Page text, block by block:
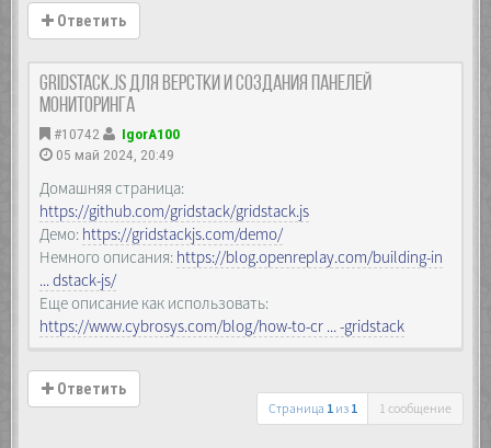
Ответить
gridstack.js для верстки и создания панелей
мониторинга
#10742
IgorA100
05 май 2024, 20:49
Домашняя страница:
https://github.com/gridstack/gridstack.js
Демо: https://gridstackjs.com/demo/
Немного описания: https://blog.openreplay.com/building-in
... dstack-js/
Еще описание как использовать:
https://www.cybrosys.com/blog/how-to-cr ... -gridstack
Ответить
Страница 1из 1 1 сообщение